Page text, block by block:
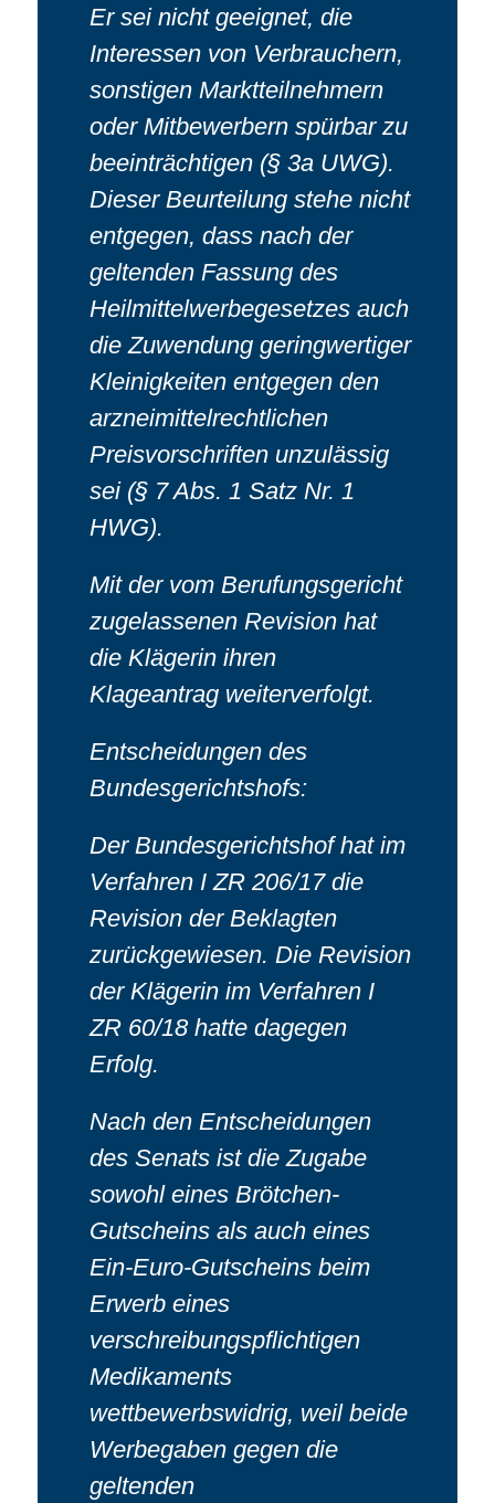
Er sei nicht geeignet, die
Interessen von Verbrauchern,
sonstigen Marktteilnehmern
oder Mitbewerbern spürbar zu
beeinträchtigen (§ 3a UWG).
Dieser Beurteilung stehe nicht
entgegen, dass nach der
geltenden Fassung des
Heilmittelwerbegesetzes auch
die Zuwendung geringwertiger
Kleinigkeiten entgegen den
arzneimittelrechtlichen
Preisvorschriften unzulässig
sei (§ 7 Abs. 1 Satz Nr. 1
HWG).
Mit der vom Berufungsgericht
zugelassenen Revision hat
die Klägerin ihren
Klageantrag weiterverfolgt.
Entscheidungen des
Bundesgerichtshofs:
Der Bundesgerichtshof hat im
Verfahren I ZR 206/17 die
Revision der Beklagten
zurückgewiesen. Die Revision
der Klägerin im Verfahren I
ZR 60/18 hatte dagegen
Erfolg.
Nach den Entscheidungen
des Senats ist die Zugabe
sowohl eines Brötchen-
Gutscheins als auch eines
Ein-Euro-Gutscheins beim
Erwerb eines
verschreibungspflichtigen
Medikaments
wettbewerbswidrig, weil beide
Werbegaben gegen die
geltenden